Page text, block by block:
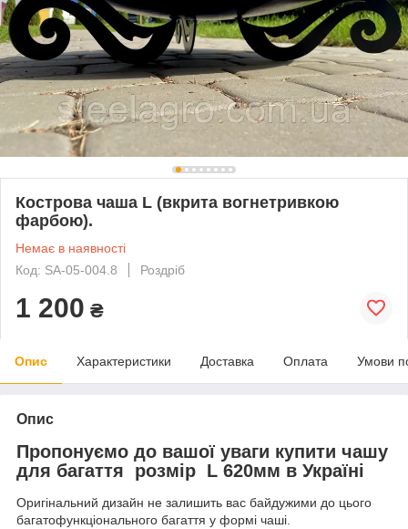
Кострова чаша L (вкрита вогнетривкою
фарбою).
Немає в наявності
Код: SA-05-004.8
Роздріб
1 200 ₴
Опис Характеристики Доставка Оплата Умови
Опис
Пропонуємо до вашої уваги купити чашу
для багаття розмір L 620мм в Україні
Оригінальний дизайн не залишить вас байдужими до цього
багатофункціонального багаття у формі чаші.